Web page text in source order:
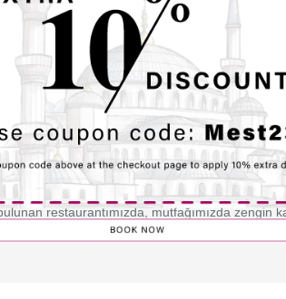
restaurantımızda, mutfağımızda zengin
eşliğinde rüya gibi manzaranın da tadını